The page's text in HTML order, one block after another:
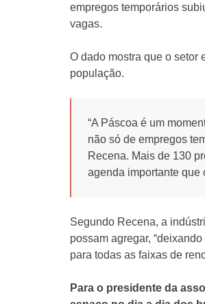
empregos temporários
vagas.
O dado mostra que o setor
população.
“A Páscoa é um
não só de empregos
Recena. Mais de 130
agenda importante que
Segundo Recena, a
possam agregar,
para todas as faixas de
Para o presidente da